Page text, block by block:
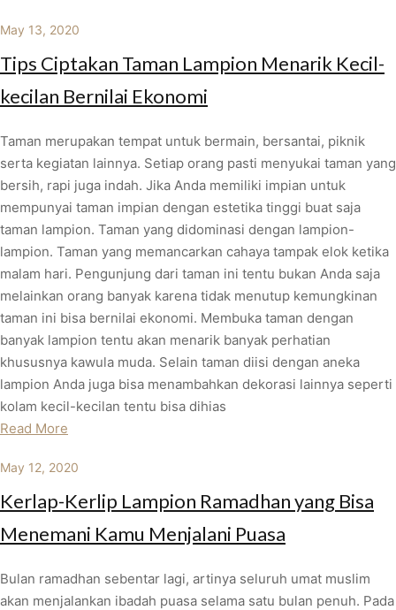
May 13, 2020
Tips Ciptakan Taman Lampion Menarik Kecil-
kecilan Bernilai Ekonomi
Taman merupakan tempat untuk bermain, bersantai, piknik
serta kegiatan lainnya. Setiap orang pasti menyukai taman yang
bersih, rapi juga indah. Jika Anda memiliki impian untuk
mempunyai taman impian dengan estetika tinggi buat saja
taman lampion. Taman yang didominasi dengan lampion-
lampion. Taman yang memancarkan cahaya tampak elok ketika
malam hari. Pengunjung dari taman ini tentu bukan Anda saja
melainkan orang banyak karena tidak menutup kemungkinan
taman ini bisa bernilai ekonomi. Membuka taman dengan
banyak lampion tentu akan menarik banyak perhatian
khususnya kawula muda. Selain taman diisi dengan aneka
lampion Anda juga bisa menambahkan dekorasi lainnya seperti
kolam kecil-kecilan tentu bisa dihias
Read More
May 12, 2020
Kerlap-Kerlip Lampion Ramadhan yang Bisa
Menemani Kamu Menjalani Puasa
Bulan ramadhan sebentar lagi, artinya seluruh umat muslim
akan menjalankan ibadah puasa selama satu bulan penuh. Pada